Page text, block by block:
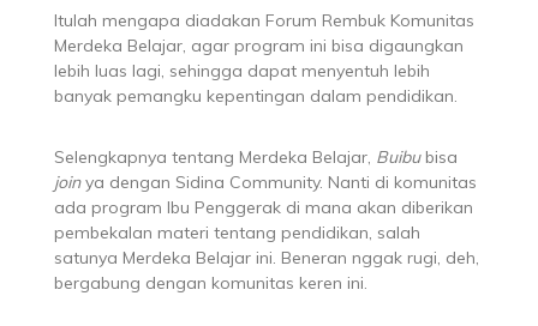
Itulah mengapa diadakan Forum Rembuk Komunitas
Merdeka Belajar, agar program ini bisa digaungkan
lebih luas lagi, sehingga dapat menyentuh lebih
banyak pemangku kepentingan dalam pendidikan.
Selengkapnya tentang Merdeka Belajar, Buibubisa
joinya dengan Sidina Community. Nanti di komunitas
ada program Ibu Penggerak di mana akan diberikan
pembekalan materi tentang pendidikan, salah
satunya Merdeka Belajar ini. Beneran nggak rugi, deh,
bergabung dengan komunitas keren ini.